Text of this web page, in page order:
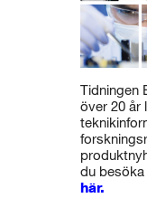
Tidningen
över 20 år
du
här.